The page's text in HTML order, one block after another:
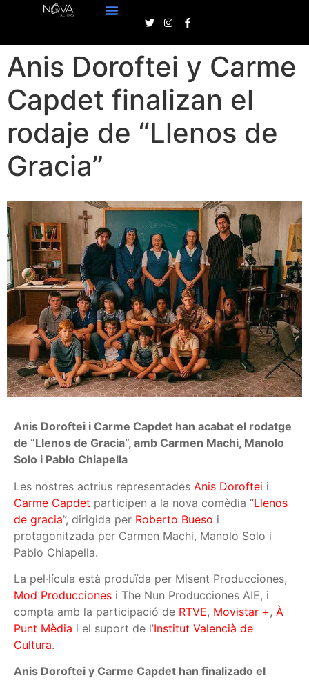
Anis Doroftei y Carme
Capdet finalizan el
rodaje de “Llenos de
Gracia”
Anis Doroftei i Carme Capdet han acabat el rodatge
de “Llenos de Gracia”, amb Carmen Machi, Manolo
Solo i Pablo Chiapella
Les nostres actrius representades Anis Doroftei i
Carme Capdet participen a la nova comèdia “Llenos
de gracia”, dirigida per Roberto Bueso i
protagonitzada per Carmen Machi, Manolo Solo i
Pablo Chiapella.
La pel·lícula està produïda per Misent Producciones,
Mod Producciones i The Nun Producciones AIE, i
compta amb la participació de RTVE, Movistar +, À
Punt Mèdia i el suport de l’Institut Valencià de
Cultura.
Anis Doroftei y Carme Capdet han finalizado el